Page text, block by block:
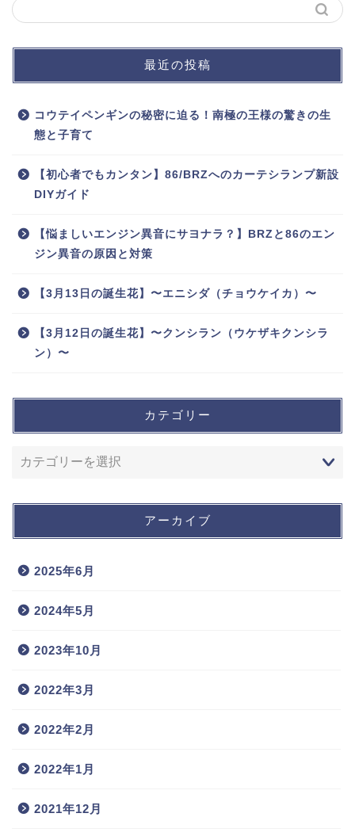
最近の投稿
コウテイペンギンの秘密に迫る！南極の王様の驚きの生
態と子育て
【初心者でもカンタン】86/BRZへのカーテシランプ新設
DIYガイド
【悩ましいエンジン異音にサヨナラ？】BRZと86のエン
ジン異音の原因と対策
【3月13日の誕生花】〜エニシダ（チョウケイカ）〜
【3月12日の誕生花】〜クンシラン（ウケザキクンシラ
ン）〜
カテゴリー
アーカイブ
2025年6月
2024年5月
2023年10月
2022年3月
2022年2月
2022年1月
2021年12月